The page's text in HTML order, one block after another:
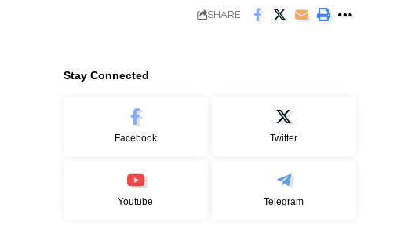
SHARE
Stay Connected
Facebook Twitter
Youtube Telegram